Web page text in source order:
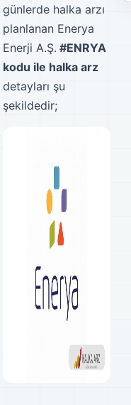
günlerde halka arzı
planlanan Enerya
Enerji A.Ş. #ENRYA
kodu ile halka arz
detayları şu
şekildedir;